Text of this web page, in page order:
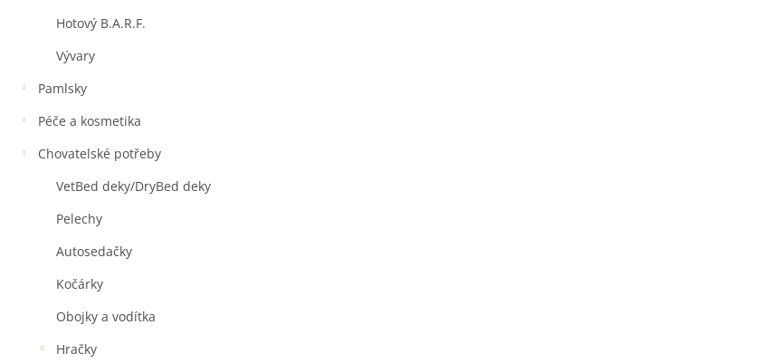
Hotový B.A.R.F.
Vývary
Pamlsky
Péče a kosmetika
Chovatelské potřeby
VetBed deky/DryBed deky
Pelechy
Autosedačky
Kočárky
Obojky a vodítka
Hračky